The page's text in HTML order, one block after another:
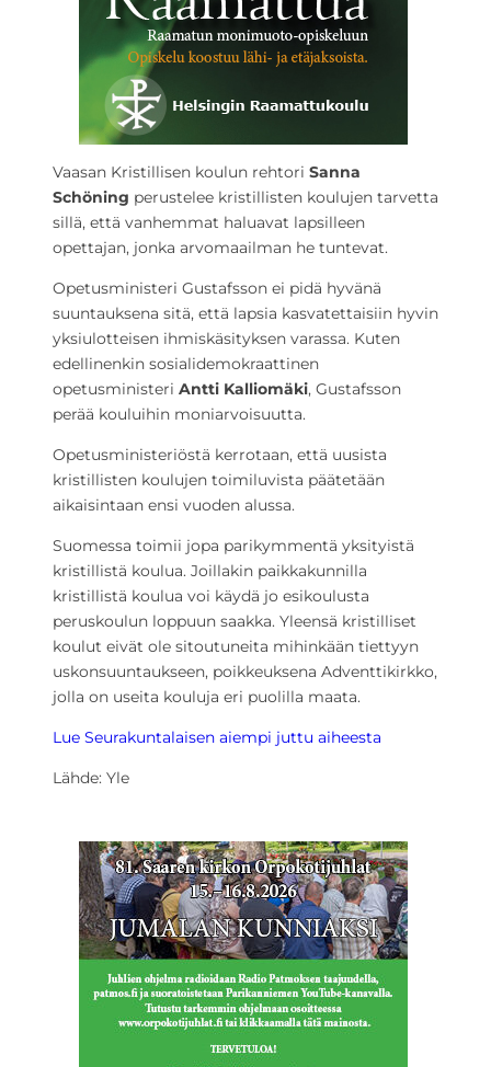
Vaasan Kristillisen koulun rehtori Sanna
Schöning perustelee kristillisten koulujen tarvetta
sillä, että vanhemmat haluavat lapsilleen
opettajan, jonka arvomaailman he tuntevat.
Opetusministeri Gustafsson ei pidä hyvänä
suuntauksena sitä, että lapsia kasvatettaisiin hyvin
yksiulotteisen ihmiskäsityksen varassa. Kuten
edellinenkin sosialidemokraattinen
opetusministeri Antti Kalliomäki, Gustafsson
perää kouluihin moniarvoisuutta.
Opetusministeriöstä kerrotaan, että uusista
kristillisten koulujen toimiluvista päätetään
aikaisintaan ensi vuoden alussa.
Suomessa toimii jopa parikymmentä yksityistä
kristillistä koulua. Joillakin paikkakunnilla
kristillistä koulua voi käydä jo esikoulusta
peruskoulun loppuun saakka. Yleensä kristilliset
koulut eivät ole sitoutuneita mihinkään tiettyyn
uskonsuuntaukseen, poikkeuksena Adventtikirkko,
jolla on useita kouluja eri puolilla maata.
Lue Seurakuntalaisen aiempi juttu aiheesta
Lähde: Yle